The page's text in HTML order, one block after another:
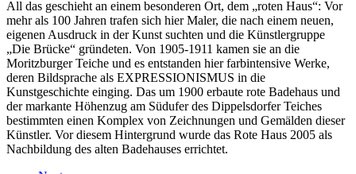
All das geschieht an einem besonderen Ort, dem „roten Haus“: Vor
mehr als 100 Jahren trafen sich hier Maler, die nach einem neuen,
eigenen Ausdruck in der Kunst suchten und die Künstlergruppe
„Die Brücke“ gründeten. Von 1905-1911 kamen sie an die
Moritzburger Teiche und es entstanden hier farbintensive Werke,
deren Bildsprache als EXPRESSIONISMUS in die
Kunstgeschichte einging. Das um 1900 erbaute rote Badehaus und
der markante Höhenzug am Südufer des Dippelsdorfer Teiches
bestimmten einen Komplex von Zeichnungen und Gemälden dieser
Künstler. Vor diesem Hintergrund wurde das Rote Haus 2005 als
Nachbildung des alten Badehauses errichtet.